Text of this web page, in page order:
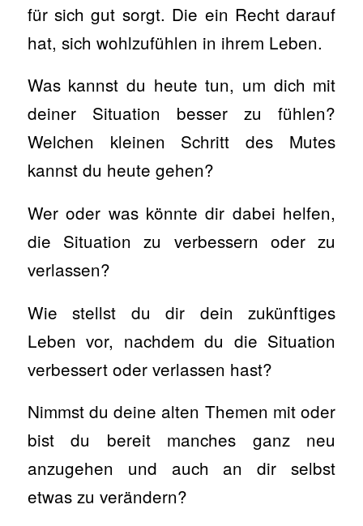
für sich gut sorgt. Die ein Recht darauf
hat, sich wohlzufühlen in ihrem Leben.
Was kannst du heute tun, um dich mit
deiner Situation besser zu fühlen?
Welchen kleinen Schritt des Mutes
kannst du heute gehen?
Wer oder was könnte dir dabei helfen,
die Situation zu verbessern oder zu
verlassen?
Wie stellst du dir dein zukünftiges
Leben vor, nachdem du die Situation
verbessert oder verlassen hast?
Nimmst du deine alten Themen mit oder
bist du bereit manches ganz neu
anzugehen und auch an dir selbst
etwas zu verändern?